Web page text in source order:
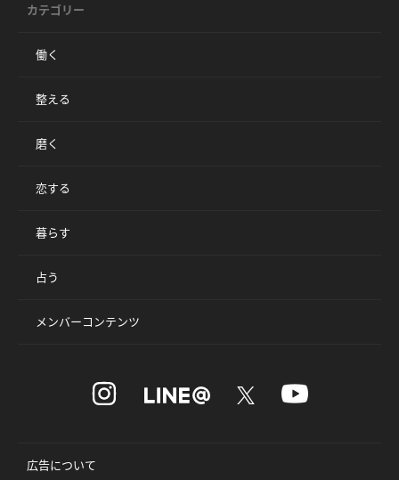
カテゴリー
働く
整える
磨く
恋する
暮らす
占う
メンバーコンテンツ
広告について